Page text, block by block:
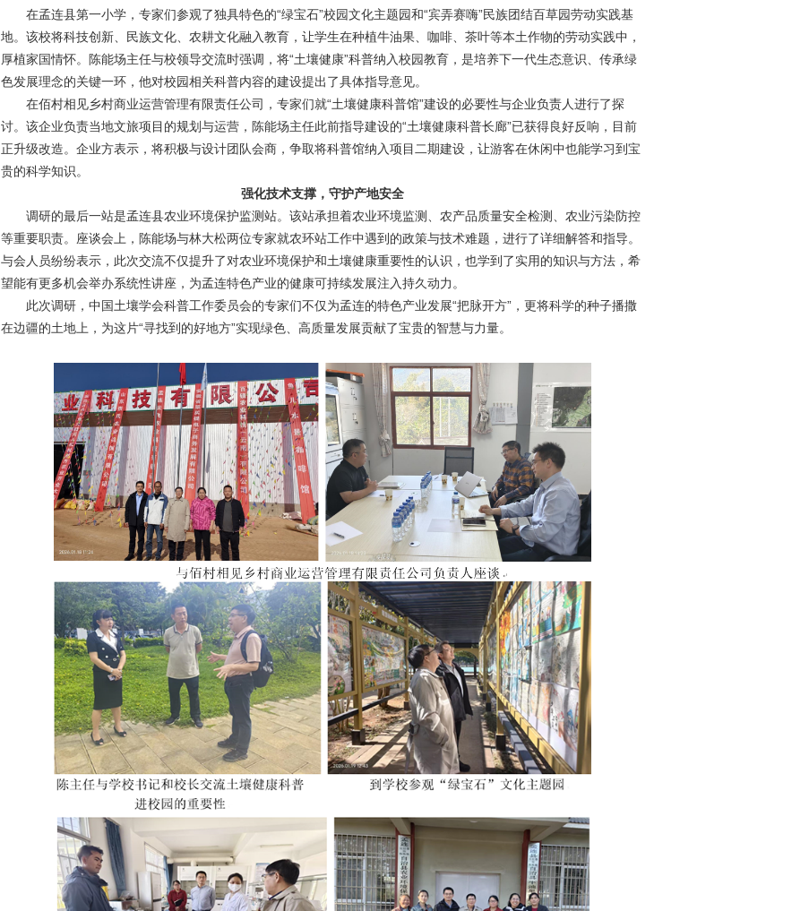
在孟连县第一小学，专家们参观了独具特色的“绿宝石”校园文化主题园和“宾弄赛嗨”民族团结百草园劳动实践基
地。该校将科技创新、民族文化、农耕文化融入教育，让学生在种植牛油果、咖啡、茶叶等本土作物的劳动实践中，
厚植家国情怀。陈能场主任与校领导交流时强调，将“土壤健康”科普纳入校园教育，是培养下一代生态意识、传承绿
色发展理念的关键一环，他对校园相关科普内容的建设提出了具体指导意见。
在佰村相见乡村商业运营管理有限责任公司，专家们就“土壤健康科普馆”建设的必要性与企业负责人进行了探
讨。该企业负责当地文旅项目的规划与运营，陈能场主任此前指导建设的“土壤健康科普长廊”已获得良好反响，目前
正升级改造。企业方表示，将积极与设计团队会商，争取将科普馆纳入项目二期建设，让游客在休闲中也能学习到宝
贵的科学知识。
强化技术支撑，守护产地安全
调研的最后一站是孟连县农业环境保护监测站。该站承担着农业环境监测、农产品质量安全检测、农业污染防控
等重要职责。座谈会上，陈能场与林大松两位专家就农环站工作中遇到的政策与技术难题，进行了详细解答和指导。
与会人员纷纷表示，此次交流不仅提升了对农业环境保护和土壤健康重要性的认识，也学到了实用的知识与方法，希
望能有更多机会举办系统性讲座，为孟连特色产业的健康可持续发展注入持久动力。
此次调研，中国土壤学会科普工作委员会的专家们不仅为孟连的特色产业发展“把脉开方”，更将科学的种子播撒
在边疆的土地上，为这片“寻找到的好地方”实现绿色、高质量发展贡献了宝贵的智慧与力量。